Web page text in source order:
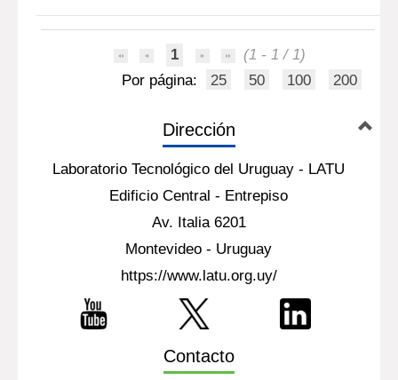
1
(1 - 1 / 1)
Por página:
25 50 100 200
Dirección
Laboratorio Tecnológico del Uruguay - LATU
Edificio Central - Entrepiso
Av. Italia 6201
Montevideo - Uruguay
https://www.latu.org.uy/
Contacto